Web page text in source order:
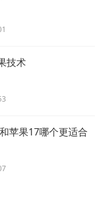
技术
苹果17哪个更适合